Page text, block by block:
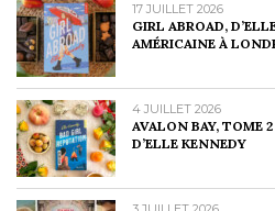
17 JUILLET 2026
GIRL ABROAD,
AMÉRICAINE À
4 JUILLET 2026
AVALON BAY, TOME
D’ELLE KENNEDY